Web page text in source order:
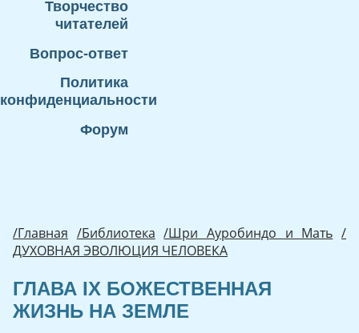
Творчество
читателей
Вопрос-ответ
Политика
конфиденциальности
Форум
/Главная /Библиотека /Шри Ауробиндо и Мать /
ДУХОВНАЯ ЭВОЛЮЦИЯ ЧЕЛОВЕКА
ГЛАВА IX БОЖЕСТВЕННАЯ
ЖИЗНЬ НА ЗЕМЛЕ